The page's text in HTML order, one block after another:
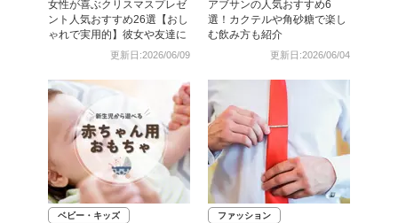
女性が喜ぶクリスマスプレゼ
ント人気おすすめ26選【おし
ゃれで実用的】彼女や友達に
更新日:2026/06/09
アブサンの人気おすすめ6
選！カクテルや角砂糖で楽し
む飲み方も紹介
更新日:2026/06/04
ベビー・キッズ ファッション